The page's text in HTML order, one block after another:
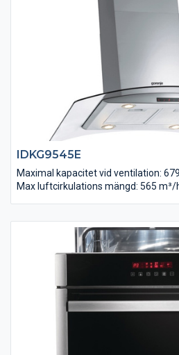
IDKG9545E
Maximal kapacitet vid ventilation:
Max luftcirkulations mängd: 565 m³/